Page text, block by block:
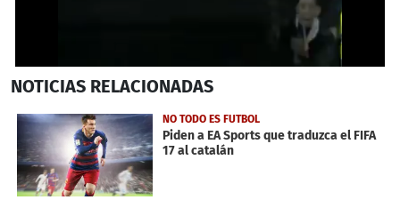
seconds
32
seconds
NOTICIAS RELACIONADAS
NO TODO ES FUTBOL
Piden a EA Sports que traduzca el FIFA
17 al catalán